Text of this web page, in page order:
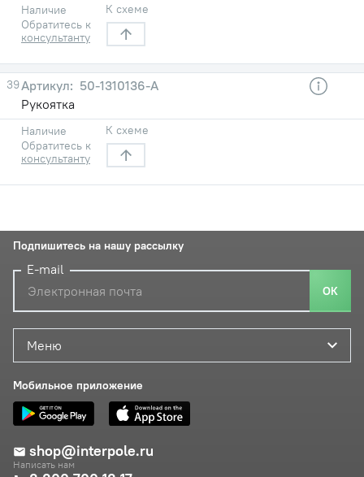
Наличие
Обратитесь к
консультанту
К схеме
39
50-1310136-А
Рукоятка
Наличие
Обратитесь к
консультанту
К схеме
Меню
Мобильное приложение
shop@interpole.ru
Написать нам
Подпишитесь на нашу рассылку
E-mail
ОК